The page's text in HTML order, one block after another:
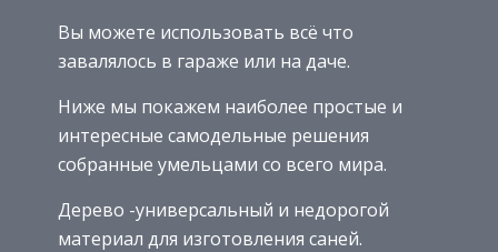
Вы можете использовать всё что
завалялось в гараже или на даче.
Ниже мы покажем наиболее простые и
интересные самодельные решения
собранные умельцами со всего мира.
Дерево -универсальный и недорогой
материал для изготовления саней.